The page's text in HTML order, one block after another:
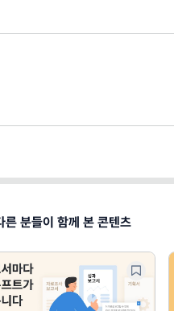
른 분들이 함께 본 콘텐츠